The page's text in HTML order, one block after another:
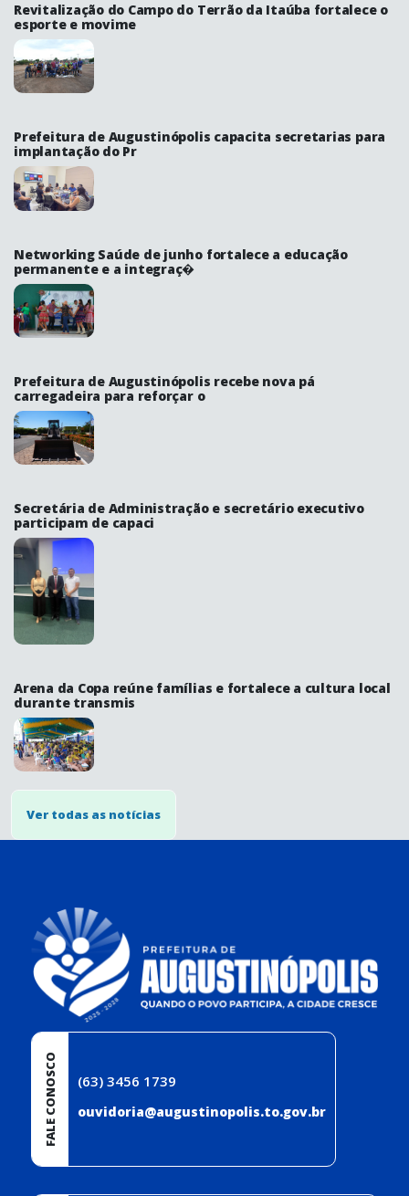
Revitalização do Campo do Terrão da Itaúba fortalece o
esporte e movime
Prefeitura de Augustinópolis capacita secretarias para
implantação do Pr
Networking Saúde de junho fortalece a educação
permanente e a integraç�
Prefeitura de Augustinópolis recebe nova pá
carregadeira para reforçar o
Secretária de Administração e secretário executivo
participam de capaci
Arena da Copa reúne famílias e fortalece a cultura local
durante transmis
Ver todas as notícias
FALE CONOSCO (63) 3456 1739
ouvidoria@augustinopolis.to.gov.br